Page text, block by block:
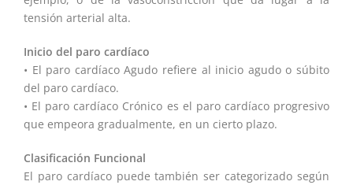
tensión arterial alta.
Inicio del paro cardíaco
• El paro cardíaco Agudo refiere al inicio agudo o súbito
del paro cardíaco.
• El paro cardíaco Crónico es el paro cardíaco progresivo
que empeora gradualmente, en un cierto plazo.
Clasificación Funcional
El paro cardíaco puede también ser categorizado según